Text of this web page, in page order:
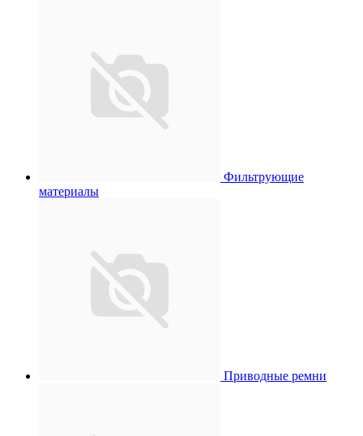
Фильтрующие
материалы
Приводные ремни